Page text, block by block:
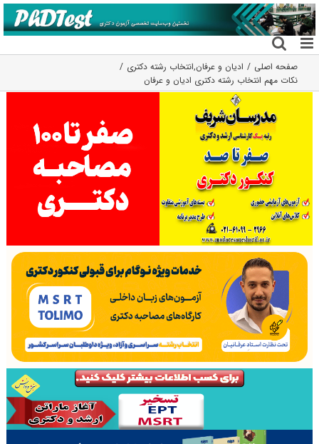
رفتن
به
محتوا
صفحه اصلی ادیان و عرفان,انتخاب رشته دکتری
نکات مهم انتخاب رشته دکتری ادیان و عرفان